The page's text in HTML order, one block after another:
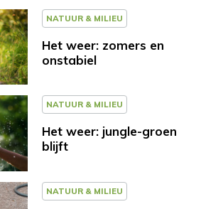
NATUUR & MILIEU
Het weer: zomers en
onstabiel
NATUUR & MILIEU
Het weer: jungle-groen
blijft
NATUUR & MILIEU